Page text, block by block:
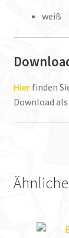
weiß
Hier finden
Download als